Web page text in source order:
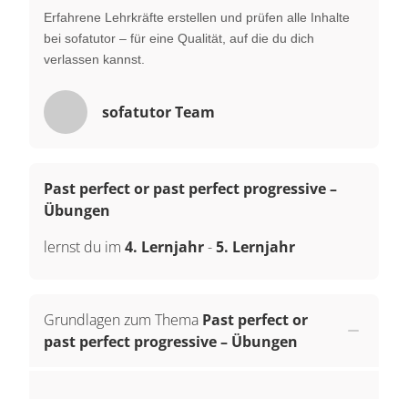
Erfahrene Lehrkräfte erstellen und prüfen alle Inhalte
bei sofatutor – für eine Qualität, auf die du dich
verlassen kannst.
sofatutor Team
Past perfect or past perfect progressive –
Übungen
lernst du im 4. Lernjahr-5. Lernjahr
Grundlagen zum Thema Past perfect or
past perfect progressive – Übungen